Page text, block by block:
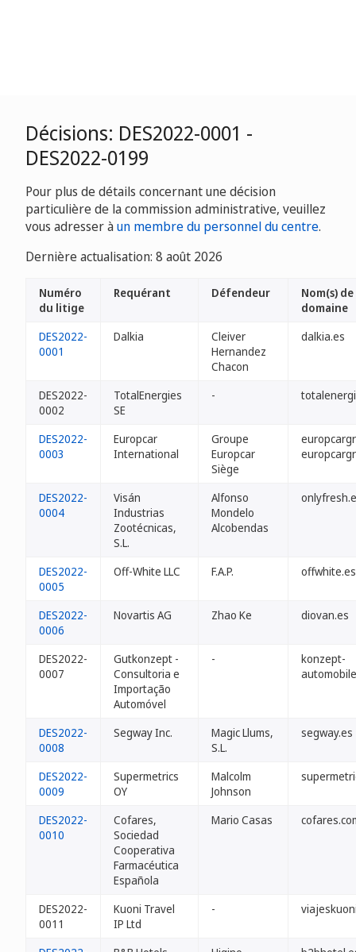
Décisions: DES2022-0001 -
DES2022-0199
Pour plus de détails concernant une décision
particulière de la commission administrative, veuillez
vous adresser àun membre du personnel du centre.
Dernière actualisation: 8 août 2026
Numéro
du litige
Requérant Défendeur
Nom(s) de
domaine
DES2022-
0001
Dalkia
Cleiver
Hernandez
Chacon
dalkia.es
DES2022-
0002
TotalEnergies
SE
-
DES2022-
0003
Europcar
International
Groupe
Europcar
Siège
DES2022-
0004
Visán
Industrias
Zootécnicas,
S.L.
Alfonso
Mondelo
Alcobendas
DES2022-
0005
Off-White LLC F.A.P. offwhite.es
DES2022-
0006
Novartis AG Zhao Ke diovan.es
DES2022-
0007
Gutkonzept -
Consultoria e
Importação
Automóvel
-
konzept-
DES2022-
0008
Segway Inc.
Magic Llums,
S.L.
segway.es
DES2022-
0009
Supermetrics
OY
Malcolm
Johnson
DES2022-
0010
Cofares,
Sociedad
Cooperativa
Farmacéutica
Española
Mario Casas
DES2022-
0011
Kuoni Travel
IP Ltd
-